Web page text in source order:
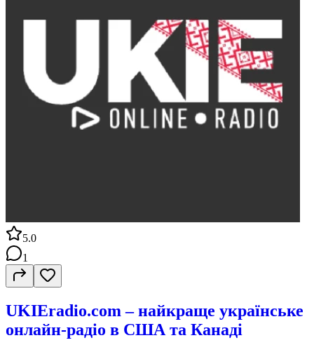
5.0
1
UKIEradio.com – найкраще українське
онлайн-радіо в США та Канаді